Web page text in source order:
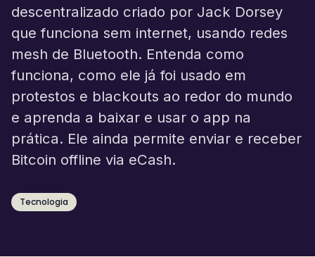
descentralizado criado por Jack Dorsey
que funciona sem internet, usando redes
mesh de Bluetooth. Entenda como
funciona, como ele já foi usado em
protestos e blackouts ao redor do mundo
e aprenda a baixar e usar o app na
prática. Ele ainda permite enviar e receber
Bitcoin offline via eCash.
Tecnologia